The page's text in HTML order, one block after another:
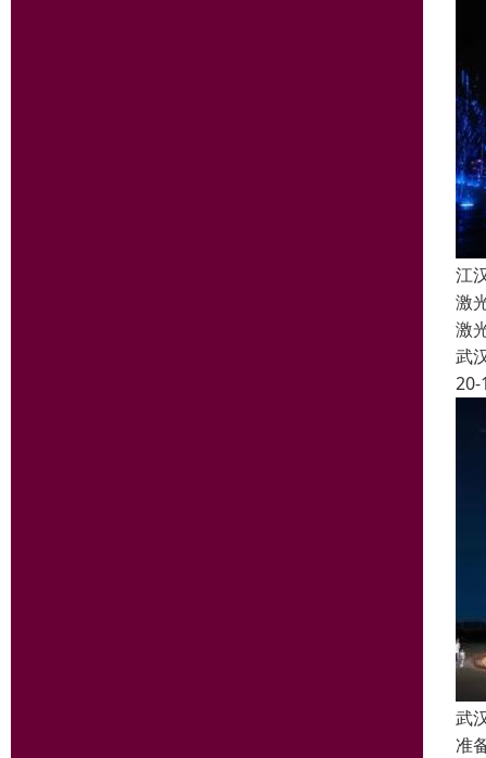
江
激
激
武
20-
武
准